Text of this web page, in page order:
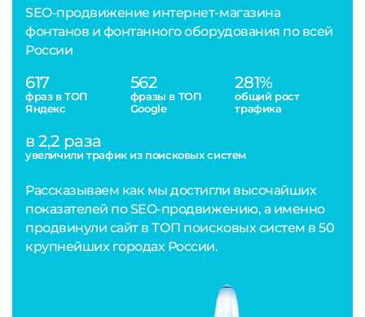
SEO-продвижение интернет-магазина
фонтанов и фонтанного оборудования по всей
России
617
фраз в ТОП
Яндекс
562
фразы в ТОП
Google
281%
общий рост
трафика
в 2,2 раза
увеличили трафик из поисковых систем
Рассказываем как мы достигли высочайших
показателей по SEO-продвижению, а именно
продвинули сайт в ТОП поисковых систем в 50
крупнейших городах России.